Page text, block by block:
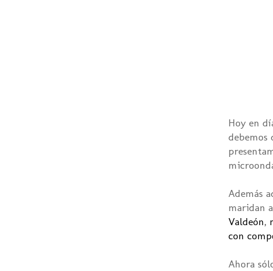
Hoy en
debemos
Además
maridan
Valdeón,
con
Ahora